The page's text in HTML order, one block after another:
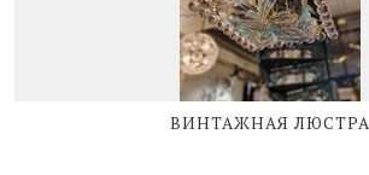
ВИНТАЖНАЯ ЛЮСТРА